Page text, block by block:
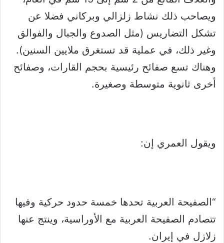
ويصاحب ذلك نشاط زلزالي وبركاني فضلا عن
تشكل التضاريس (مثل الصدوع والجبال والفوالق
وغير ذلك، في عملية قد تستغرق ملايين السنين).
وهناك تسع صفائح رئيسية بحجم القارات، وصفائح
أخرى ثانوية متوسطة وصغيرة.
ويقول العمري إن:
“الصفيحة العربية تحدها خمسة حدود حركية وفيها
تتصادم الصفيحة العربية مع الأوراسية، وينتج عنها
زلازل في إيران.